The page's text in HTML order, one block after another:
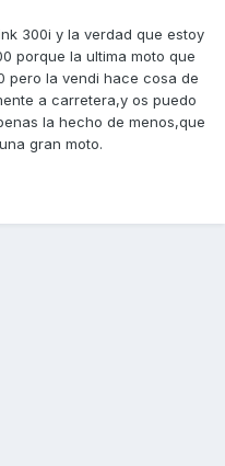
300i y la verdad que estoy
porque la ultima moto que
pero la vendi hace cosa de
a carretera,y os puedo
la hecho de menos,que
gran moto.